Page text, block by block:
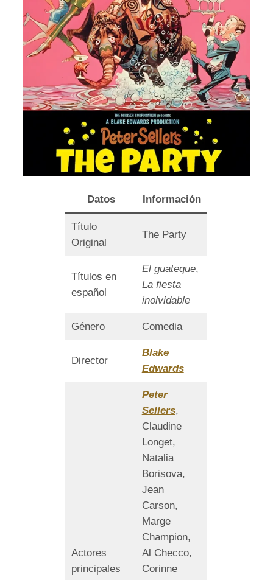
Datos Información
Título
Original
The Party
Títulos en
español
El guateque,
La fiesta
inolvidable
Género Comedia
Director
Blake
Edwards
Actores
principales
Peter
Sellers,
Claudine
Longet,
Natalia
Borisova,
Jean
Carson,
Marge
Champion,
Al Checco,
Corinne